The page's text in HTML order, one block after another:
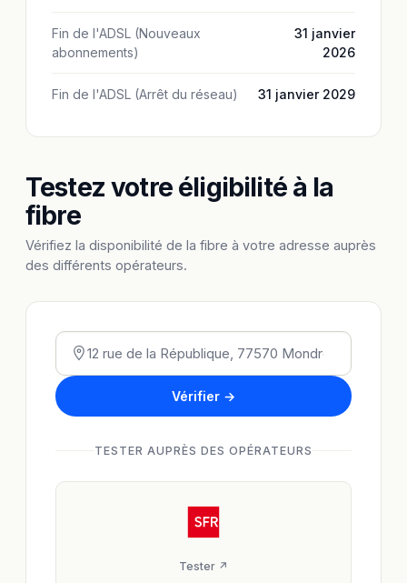
Fin de l'ADSL (Nouveaux
abonnements)
31 janvier
2026
Fin de l'ADSL (Arrêt du réseau) 31 janvier 2029
Testez votre éligibilité à la
fibre
Vérifiez la disponibilité de la fibre à votre adresse auprès
des différents opérateurs.
Vérifier →
TESTER AUPRÈS DES OPÉRATEURS
Tester ↗